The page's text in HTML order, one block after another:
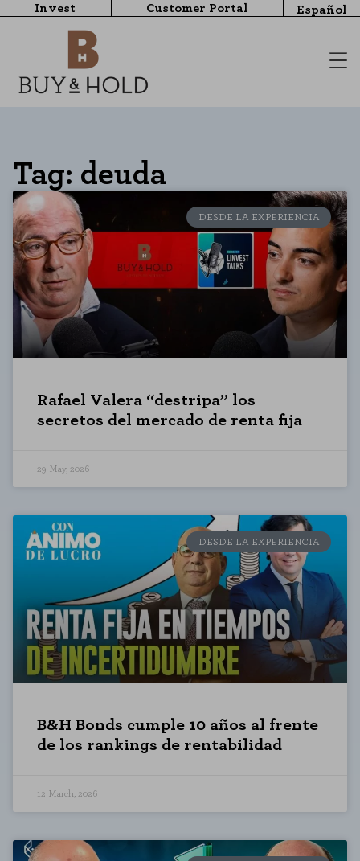
Invest Customer Portal Español
Tag: deuda
DESDE LA EXPERIENCIA
Rafael Valera “destripa” los
secretos del mercado de renta fija
29 May, 2026
DESDE LA EXPERIENCIA
B&H Bonds cumple 10 años al frente
de los rankings de rentabilidad
12 March, 2026